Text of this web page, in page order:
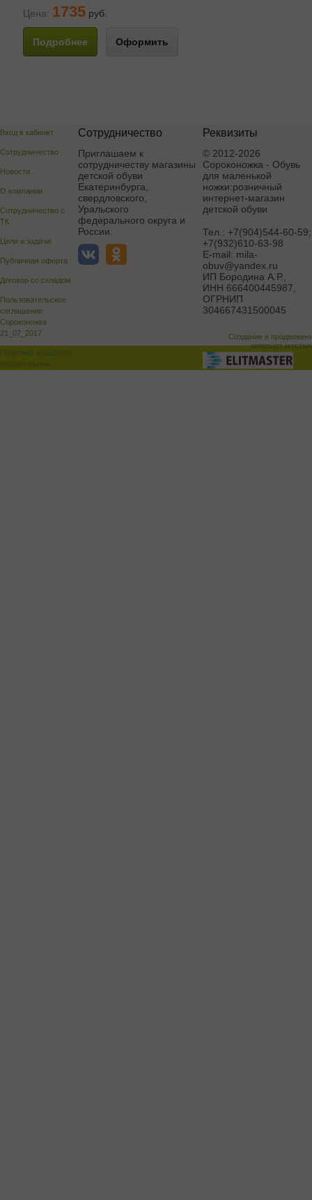
Цена: 1735 руб.
Подробнее Оформить
Вход в кабинет
Сотрудничество
Новости
О компании
Сотрудничество с
ТК
Цели и задачи
Публичная оферта
Договор со складом
Пользовательское
соглашение
Сороконожка
21_07_2017
Сотрудничество
Приглашаем к
сотрудничеству магазины
детской обуви
Екатеринбурга,
свердловского,
Уральского
федерального округа и
России.
Реквизиты
© 2012-2026
Сороконожка - Обувь
для маленькой
ножки:розничный
интернет-магазин
детской обуви
Тел.: +7(904)544-60-59;
+7(932)610-63-98
E-mail: mila-
obuv@yandex.ru
ИП Бородина А.Р.
ИНН 666400445987,
ОГРНИП
304667431500045
Создание и
интернет-